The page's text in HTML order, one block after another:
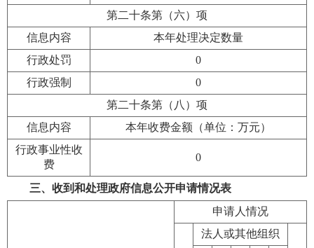
第二十条第（六）项
信息内容
本年处理决定数量
行政处罚
0
行政强制
0
第二十条第（八）项
信息内容
本年收费金额（单位：万元）
行政事业性收
费
0
三、收到和处理政府信息公开申请情况表
申请人情况
法人或其他组织